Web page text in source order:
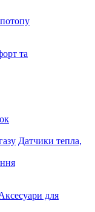
та
Датчики тепла,
для